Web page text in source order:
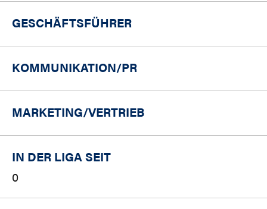
GESCHÄFTSFÜHRER
KOMMUNIKATION/PR
MARKETING/VERTRIEB
IN DER LIGA SEIT
0